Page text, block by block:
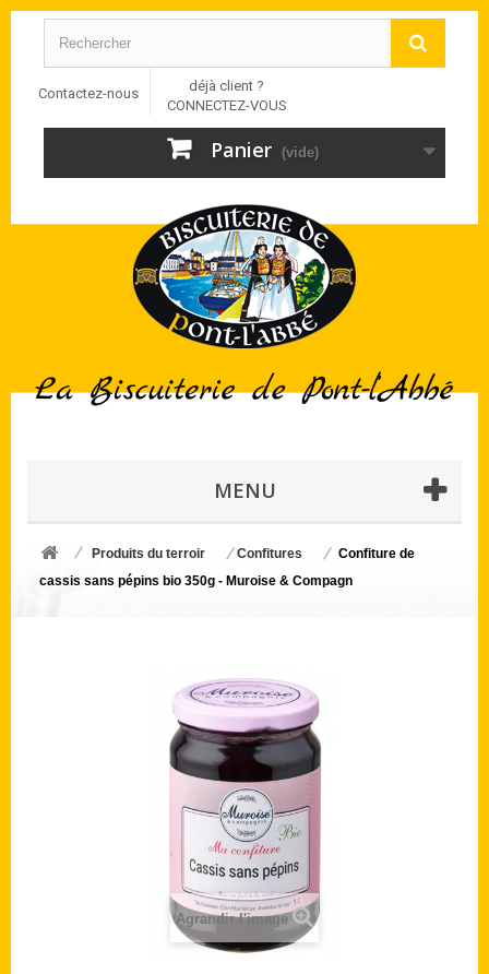
Contactez-nous
déjà client ?
CONNECTEZ-VOUS
Panier (vide)
MENU
Produits du terroir Confitures
Confiture de
cassis sans pépins bio 350g - Muroise & Compagn
Agrandir l'image